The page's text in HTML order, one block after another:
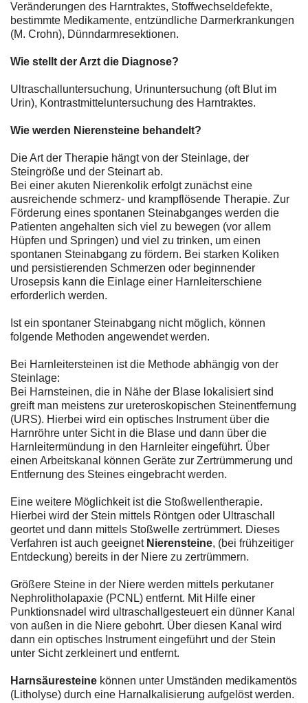
Veränderungen des Harntraktes, Stoffwechseldefekte,
bestimmte Medikamente, entzündliche Darmerkrankungen
(M. Crohn), Dünndarmresektionen.
Wie stellt der Arzt die Diagnose?
Ultraschalluntersuchung, Urinuntersuchung (oft Blut im
Urin), Kontrastmitteluntersuchung des Harntraktes.
Wie werden Nierensteine behandelt?
Die Art der Therapie hängt von der Steinlage, der
Steingröße und der Steinart ab.
Bei einer akuten Nierenkolik erfolgt zunächst eine
ausreichende schmerz- und krampflösende Therapie. Zur
Förderung eines spontanen Steinabganges werden die
Patienten angehalten sich viel zu bewegen (vor allem
Hüpfen und Springen) und viel zu trinken, um einen
spontanen Steinabgang zu fördern. Bei starken Koliken
und persistierenden Schmerzen oder beginnender
Urosepsis kann die Einlage einer Harnleiterschiene
erforderlich werden.
Ist ein spontaner Steinabgang nicht möglich, können
folgende Methoden angewendet werden.
Bei Harnleitersteinen ist die Methode abhängig von der
Steinlage:
Bei Harnsteinen, die in Nähe der Blase lokalisiert sind
greift man meistens zur ureteroskopischen Steinentfernung
(URS). Hierbei wird ein optisches Instrument über die
Harnröhre unter Sicht in die Blase und dann über die
Harnleitermündung in den Harnleiter eingeführt. Über
einen Arbeitskanal können Geräte zur Zertrümmerung und
Entfernung des Steines eingebracht werden.
Eine weitere Möglichkeit ist die Stoßwellentherapie.
Hierbei wird der Stein mittels Röntgen oder Ultraschall
geortet und dann mittels Stoßwelle zertrümmert. Dieses
Verfahren ist auch geeignet Nierensteine, (bei frühzeitiger
Entdeckung) bereits in der Niere zu zertrümmern.
Größere Steine in der Niere werden mittels perkutaner
Nephrolitholapaxie (PCNL) entfernt. Mit Hilfe einer
Punktionsnadel wird ultraschallgesteuert ein dünner Kanal
von außen in die Niere gebohrt. Über diesen Kanal wird
dann ein optisches Instrument eingeführt und der Stein
unter Sicht zerkleinert und entfernt.
Harnsäuresteine können unter Umständen medikamentös
(Litholyse) durch eine Harnalkalisierung aufgelöst werden.